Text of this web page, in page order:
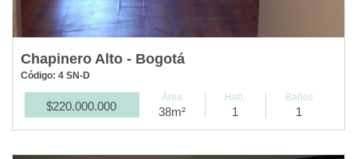
Chapinero Alto - Bogotá
Código: 4 SN-D
$220.000.000
Área
38m²
Hab.
1
Baños
1